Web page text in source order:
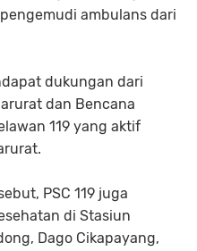
ambulans dari
dukungan dari
dan Bencana
119 yang aktif
PSC 119 juga
di Stasiun
Dago Cikapayang,